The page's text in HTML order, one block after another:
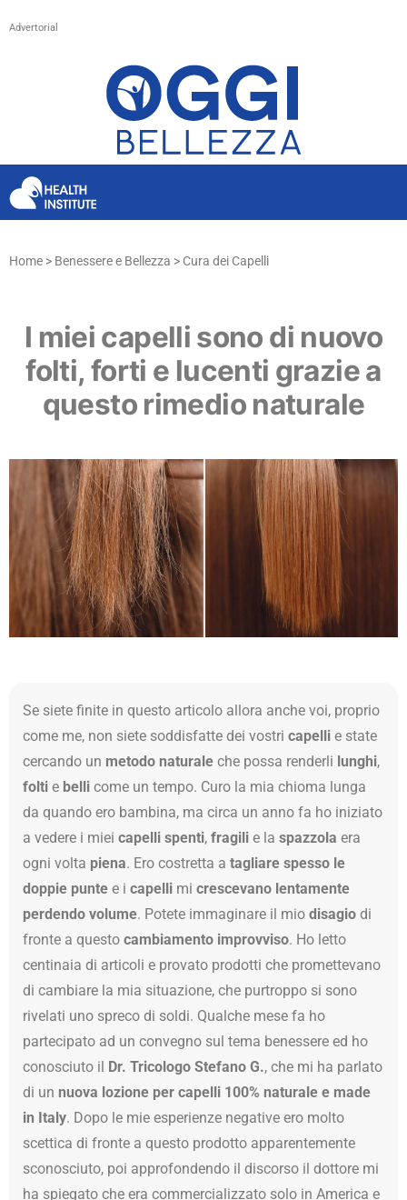
Advertorial
Home > Benessere e Bellezza > Cura dei Capelli
I miei capelli sono di nuovo
folti, forti e lucenti grazie a
questo rimedio naturale
Se siete finite in questo articolo allora anche voi, proprio
come me, non siete soddisfatte dei vostri capelli e state
cercando un metodo naturale che possa renderli lunghi,
folti e belli come un tempo. Curo la mia chioma lunga
da quando ero bambina, ma circa un anno fa ho iniziato
a vedere i miei capelli spenti, fragili e la spazzola era
ogni volta piena. Ero costretta a tagliare spesso le
doppie punte e i capelli mi crescevano lentamente
perdendo volume. Potete immaginare il mio disagio di
fronte a questo cambiamento improvviso. Ho letto
centinaia di articoli e provato prodotti che promettevano
di cambiare la mia situazione, che purtroppo si sono
rivelati uno spreco di soldi. Qualche mese fa ho
partecipato ad un convegno sul tema benessere ed ho
conosciuto il Dr. Tricologo Stefano G., che mi ha parlato
di un nuova lozione per capelli 100% naturale e made
in Italy. Dopo le mie esperienze negative ero molto
scettica di fronte a questo prodotto apparentemente
sconosciuto, poi approfondendo il discorso il dottore mi
ha spiegato che era commercializzato solo in America e